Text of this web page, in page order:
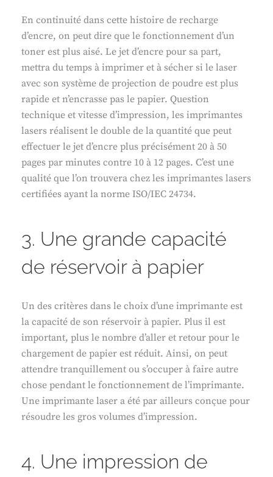
En continuité dans cette histoire de recharge
d’encre, on peut dire que le fonctionnement d’un
toner est plus aisé. Le jet d’encre pour sa part,
mettra du temps à imprimer et à sécher si le laser
avec son système de projection de poudre est plus
rapide et n’encrasse pas le papier. Question
technique et vitesse d’impression, les imprimantes
lasers réalisent le double de la quantité que peut
effectuer le jet d’encre plus précisément 20 à 50
pages par minutes contre 10 à 12 pages. C’est une
qualité que l’on trouvera chez les imprimantes lasers
certifiées ayant la norme ISO/IEC 24734.
3. Une grande capacité
de réservoir à papier
Un des critères dans le choix d’une imprimante est
la capacité de son réservoir à papier. Plus il est
important, plus le nombre d’aller et retour pour le
chargement de papier est réduit. Ainsi, on peut
attendre tranquillement ou s’occuper à faire autre
chose pendant le fonctionnement de l’imprimante.
Une imprimante laser a été par ailleurs conçue pour
résoudre les gros volumes d’impression.
4. Une impression de